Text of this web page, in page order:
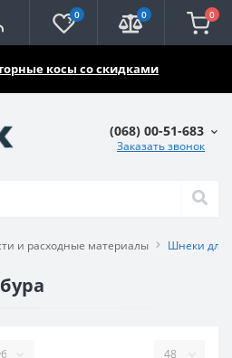
косы со скидками
0 0 0
(068) 00-51-683
Заказать звонок
и расходные материалы Шнеки для